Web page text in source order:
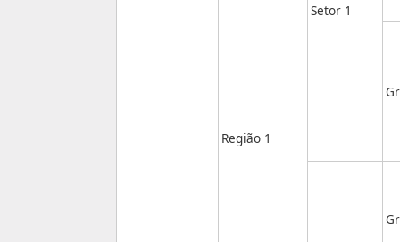
Região 1
Setor 1